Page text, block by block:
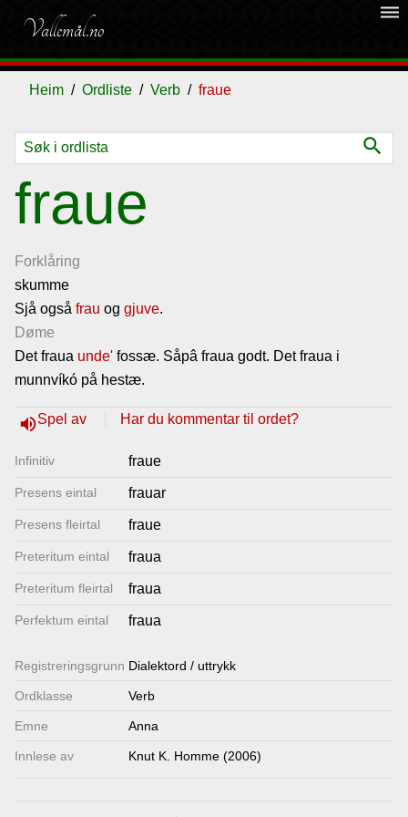
Vallemål.no
dehaze
Heim Ordliste Verb fraue
search
fraue
Forklåring
skumme
Sjå også frau og gjuve.
Døme
Det fraua unde' fossæ. Såpâ fraua godt. Det fraua i
munnvíkó på hestæ.
volume_upSpel av Har du kommentar til ordet?
Infinitiv fraue
Presens eintal frauar
Presens fleirtal fraue
Preteritum eintal fraua
Preteritum fleirtal fraua
Perfektum eintal fraua
Registrerings­grunn Dialektord / uttrykk
Ordklasse Verb
Emne Anna
Innlese av Knut K. Homme (2006)
Ordliste
Om
vallemålet
Gjestebok
Nyhende
Lenkjer
Kontakt
oss